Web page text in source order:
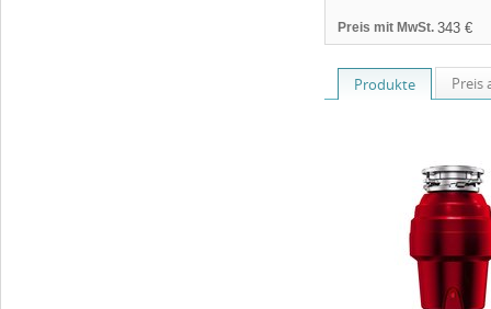
Preis mit MwSt.
Produkte Preis